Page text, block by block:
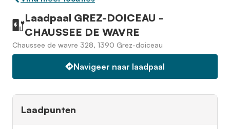
Laadpaal GREZ-DOICEAU -
CHAUSSEE DE WAVRE
Chaussee de wavre 328, 1390 Grez-doiceau
Navigeer naar laadpaal
Laadpunten